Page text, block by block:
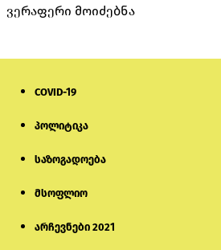
ვერაფერი მოიძებნა
COVID-19
პოლიტიკა
საზოგადოება
მსოფლიო
არჩევნები 2021